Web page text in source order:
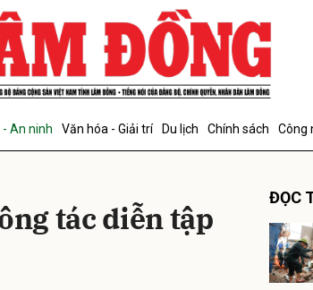
An ninh Văn hóa - Giải trí Du lịch Chính sách Công
tác diễn tập
ĐỌC